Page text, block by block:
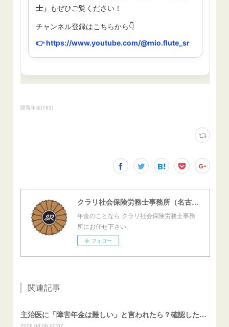
障害年金(163)
クラリ社会保険労務士事務所（名古屋西障害年金センター）
年金のことなら クラリ社会保険労務士事務
所にお任せ下さい。
フォロー
関連記事
主治医に「障害年金は難しい」と言われたら？確認したいこと
2026.08.06 00:07